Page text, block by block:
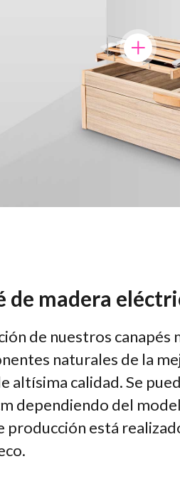
de madera
de nuestros canapés
naturales de la
altísima calidad. Se
dependiendo del
producción está